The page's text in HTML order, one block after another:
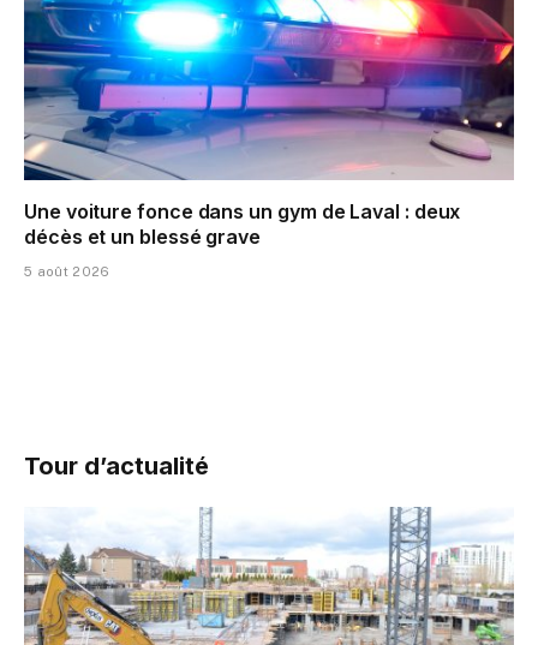
Une voiture fonce dans un gym de Laval : deux
décès et un blessé grave
5 août 2026
Tour d’actualité